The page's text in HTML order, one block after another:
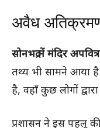
अवैध अतिक्रमण
सोनभद्र में मंदिर
तथ्य भी सामने आया है
है, वहाँ कुछ लोगों
प्रशासन ने इस पहलू